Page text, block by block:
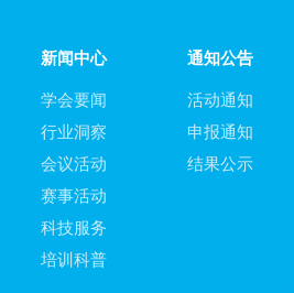
新闻中心
学会要闻
行业洞察
会议活动
赛事活动
科技服务
培训科普
通知公告
活动通知
申报通知
结果公示